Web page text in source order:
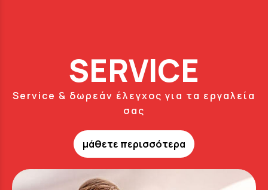
SERVICE
Service & δωρεάν έλεγχος για τα εργαλεία
σας
μάθετε περισσότερα